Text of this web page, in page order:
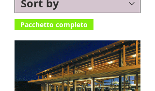
Pacchetto completo